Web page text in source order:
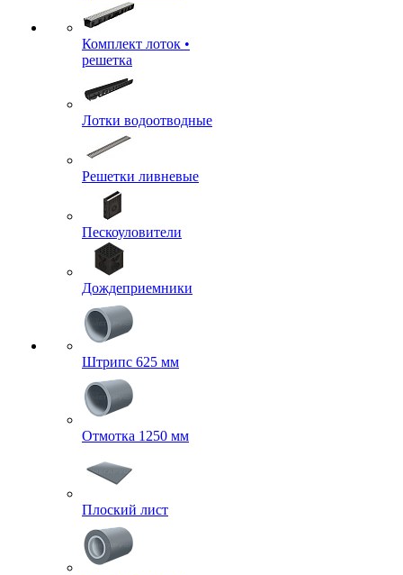
Комплект лоток •
решетка
Лотки водоотводные
Решетки ливневые
Пескоуловители
Дождеприемники
Штрипс 625 мм
Отмотка 1250 мм
Плоский лист